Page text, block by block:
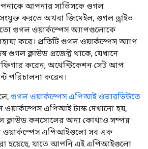
আপনার সার্ভিসকে গুগল
সংযুক্ত করতে অথবা জিমেইল, গুগল ড্রাইভ
গুগল ওয়ার্কস্পেস অ্যাপগুলোকে
করে। প্রতিটি গুগল ওয়ার্কস্পেস অ্যাপ
গুগল ক্লাউড প্রজেক্ট থাকে, যেখানে
করেন, অথেন্টিকেশন সেট আপ
পরিচালনা করেন।
গুগল ওয়ার্কস্পেস এপিআই ওভারভিউতে
এপিআই টাস্ক দেখানো হয়,
কনসোলের অন্য কোথাও সম্পন্ন
ওয়ার্কস্পেস এপিআইগুলো সব এক
হয়েছে, যাতে আপনি এই এপিআইগুলো